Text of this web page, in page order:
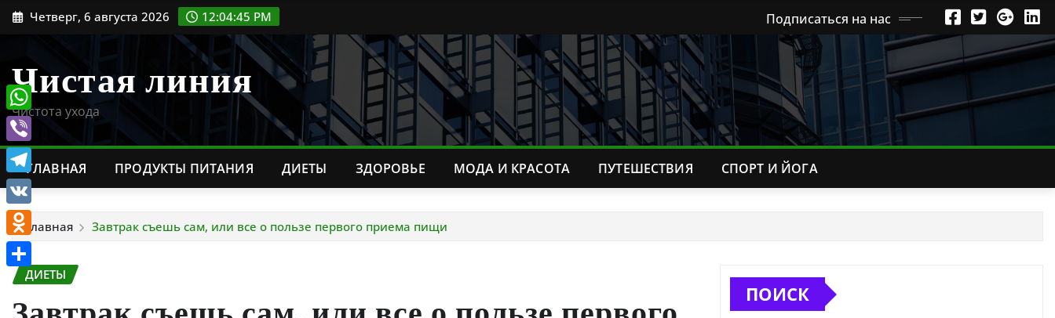
ПерейтиЧетверг, 6 августа 2026 12:04:47 PM Подписаться на нас
Чистая линия
Чистота ухода
ГЛАВНАЯ ПРОДУКТЫ ПИТАНИЯ ДИЕТЫ ЗДОРОВЬЕ МОДА И КРАСОТА ПУТЕШЕСТВИЯ СПОРТ И ЙОГА
Главная Завтрак съешь сам, или все о пользе первого приема пищи
ДИЕТЫ
ПОИСК
WhatsApp
Viber
Telegram
VK
Odnoklassniki
Отправить